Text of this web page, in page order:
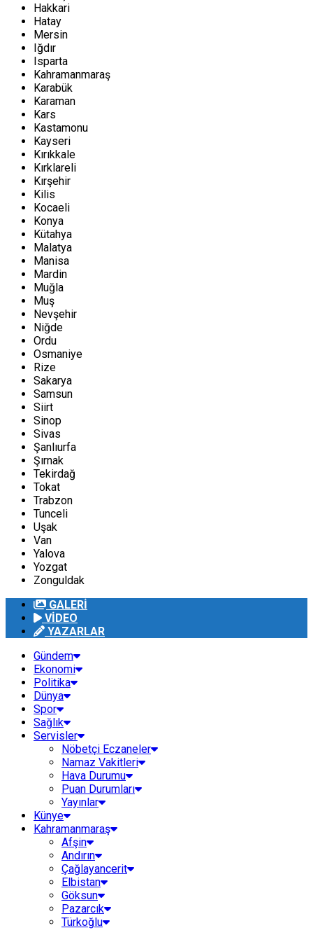
Hakkari
Hatay
Mersin
Iğdır
Isparta
Kahramanmaraş
Karabük
Karaman
Kars
Kastamonu
Kayseri
Kırıkkale
Kırklareli
Kırşehir
Kilis
Kocaeli
Konya
Kütahya
Malatya
Manisa
Mardin
Muğla
Muş
Nevşehir
Niğde
Ordu
Osmaniye
Rize
Sakarya
Samsun
Siirt
Sinop
Sivas
Şanlıurfa
Şırnak
Tekirdağ
Tokat
Trabzon
Tunceli
Uşak
Van
Yalova
Yozgat
Zonguldak
GALERİ
VİDEO
YAZARLAR
Gündem
Ekonomi
Politika
Dünya
Spor
Sağlık
Servisler
Nöbetçi Eczaneler
Namaz Vakitleri
Hava Durumu
Puan Durumları
Yayınlar
Künye
Kahramanmaraş
Afşin
Andırın
Çağlayancerit
Elbistan
Göksun
Pazarcık
Türkoğlu